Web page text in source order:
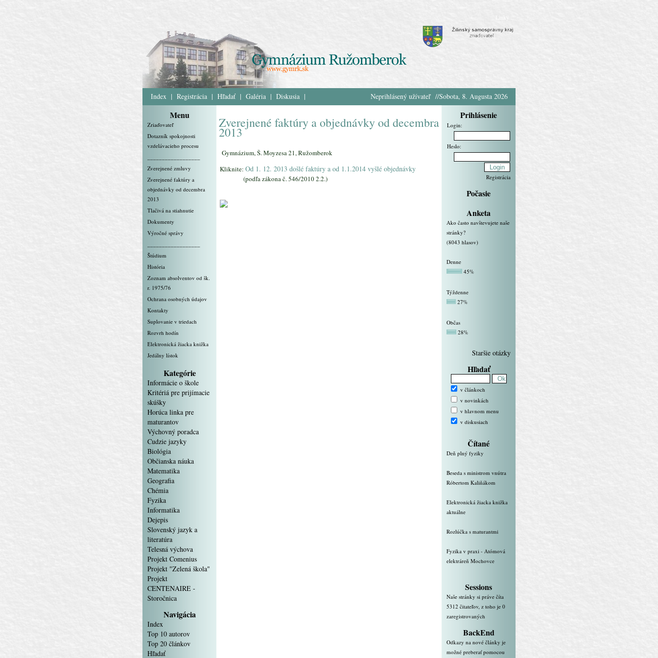
Linky ::
Index | Registrácia | Hľadať | Galéria | Diskusia | Neprihlásený užívateľ //Sobota, 8. Augusta 2026
Menu
Zriaďovateľ
Dotazník spokojnosti
vzdelávacieho procesu
Zverejnené zmluvy
Zverejnené faktúry a
objednávky od decembra
2013
Tlačivá na stiahnutie
Dokumenty
Výročné správy
Štúdium
História
Zoznam absolventov od šk.
r. 1975/76
Ochrana osobných údajov
Kontakty
Suplovanie v triedach
Rozvrh hodín
Elektronická žiacka knižka
Jedálny lístok
Kategórie
Informácie o škole
Kritériá pre prijímacie
skúšky
Horúca linka pre
maturantov
Výchovný poradca
Cudzie jazyky
Biológia
Občianska náuka
Matematika
Geografia
Chémia
Fyzika
Informatika
Dejepis
Slovenský jazyk a
literatúra
Telesná výchova
Projekt Comenius
Projekt "Zelená škola"
Projekt
CENTENAIRE -
Storočnica
Navigácia
Index
Top 10 autorov
Top 20 článkov
Hľadať
Zverejnené faktúry a objednávky od decembra
2013
Gymnázium, Š. Moyzesa 21, Ružomberok
Kliknite: Od 1. 12. 2013 došlé faktúry a od 1.1.2014 vyšlé objednávky
(podľa zákona č. 546/2010 2.2.)
Prihlásenie
Login:
Heslo:
Registrácia
Počasie
Anketa
Ako často navštevujete naše
stránky?
(8043 hlasov)
Denne
45%
Týždenne
27%
Občas
28%
Staršie otázky
Hľadať
v článkoch
v novinkách
v hlavnom menu
v diskusiach
Čítané
Deň plný fyziky
Beseda s ministrom vnútra
Róbertom Kaliňákom
Elektronická žiacka knižka
aktuálne
Rozlúčka s maturantmi
Fyzika v praxi - Atómová
elektráreň Mochovce
Sessions
Naše stránky si práve číta
5312 čitateľov, z toho je 0
zaregistrovaných
BackEnd
Odkazy na nové články je
možné preberať pomocou